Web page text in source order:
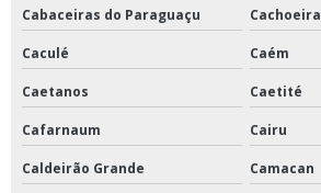
Manutenção de ar condicionado split
Manutenção de ar condicionado splitão
Manutenção de ar condicionado valor
Manutenção de ar condicionado vrf
Manutenção de climatizadores
Cabaceiras do Paraguaçu Cachoeira
Caculé Caém
Caetanos Caetité
Cafarnaum Cairu
Caldeirão Grande Camacan